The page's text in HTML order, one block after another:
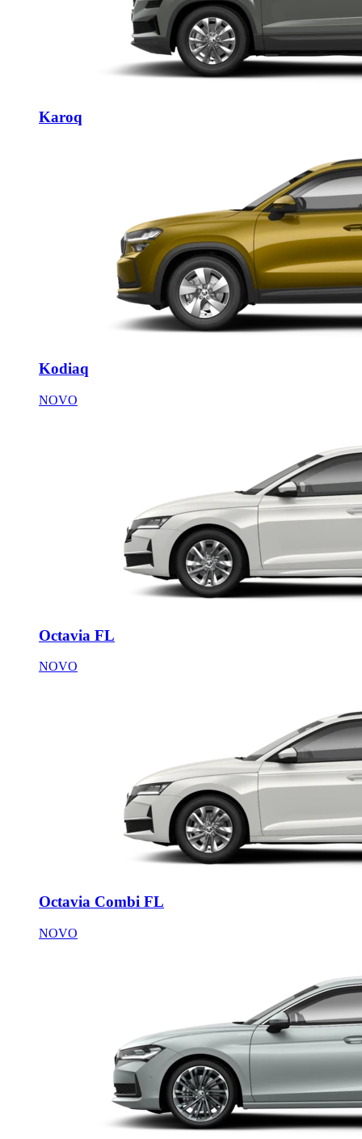
Karoq
Kodiaq
NOVO
Octavia FL
NOVO
Octavia Combi FL
NOVO